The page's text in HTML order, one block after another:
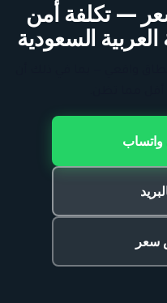
— تكلفة أمن
السعودية
واتساب
سعر